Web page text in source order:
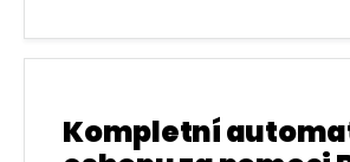
Kompletní